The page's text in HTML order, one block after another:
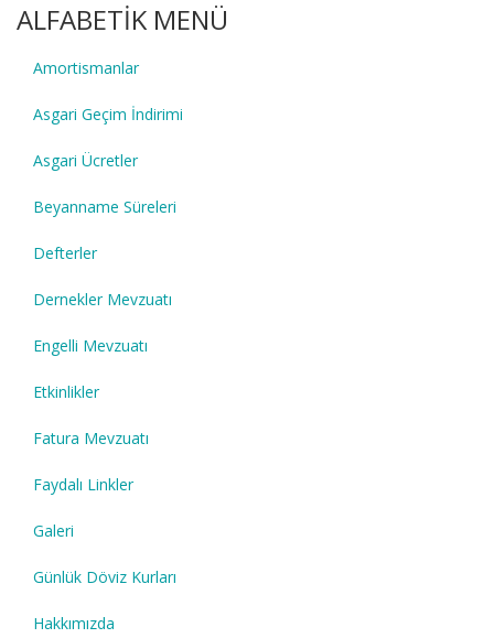
ALFABETİK MENÜ
Amortismanlar
Asgari Geçim İndirimi
Asgari Ücretler
Beyanname Süreleri
Defterler
Dernekler Mevzuatı
Engelli Mevzuatı
Etkinlikler
Fatura Mevzuatı
Faydalı Linkler
Galeri
Günlük Döviz Kurları
Hakkımızda